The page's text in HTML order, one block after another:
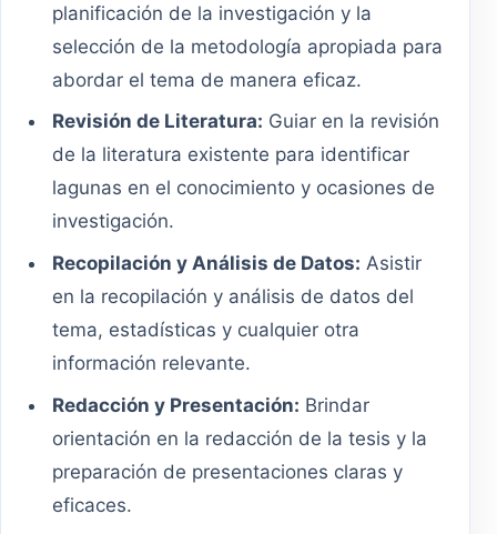
planificación de la investigación y la
selección de la metodología apropiada para
abordar el tema de manera eficaz.
Revisión de Literatura: Guiar en la revisión
de la literatura existente para identificar
lagunas en el conocimiento y ocasiones de
investigación.
Recopilación y Análisis de Datos: Asistir
en la recopilación y análisis de datos del
tema, estadísticas y cualquier otra
información relevante.
Redacción y Presentación: Brindar
orientación en la redacción de la tesis y la
preparación de presentaciones claras y
eficaces.